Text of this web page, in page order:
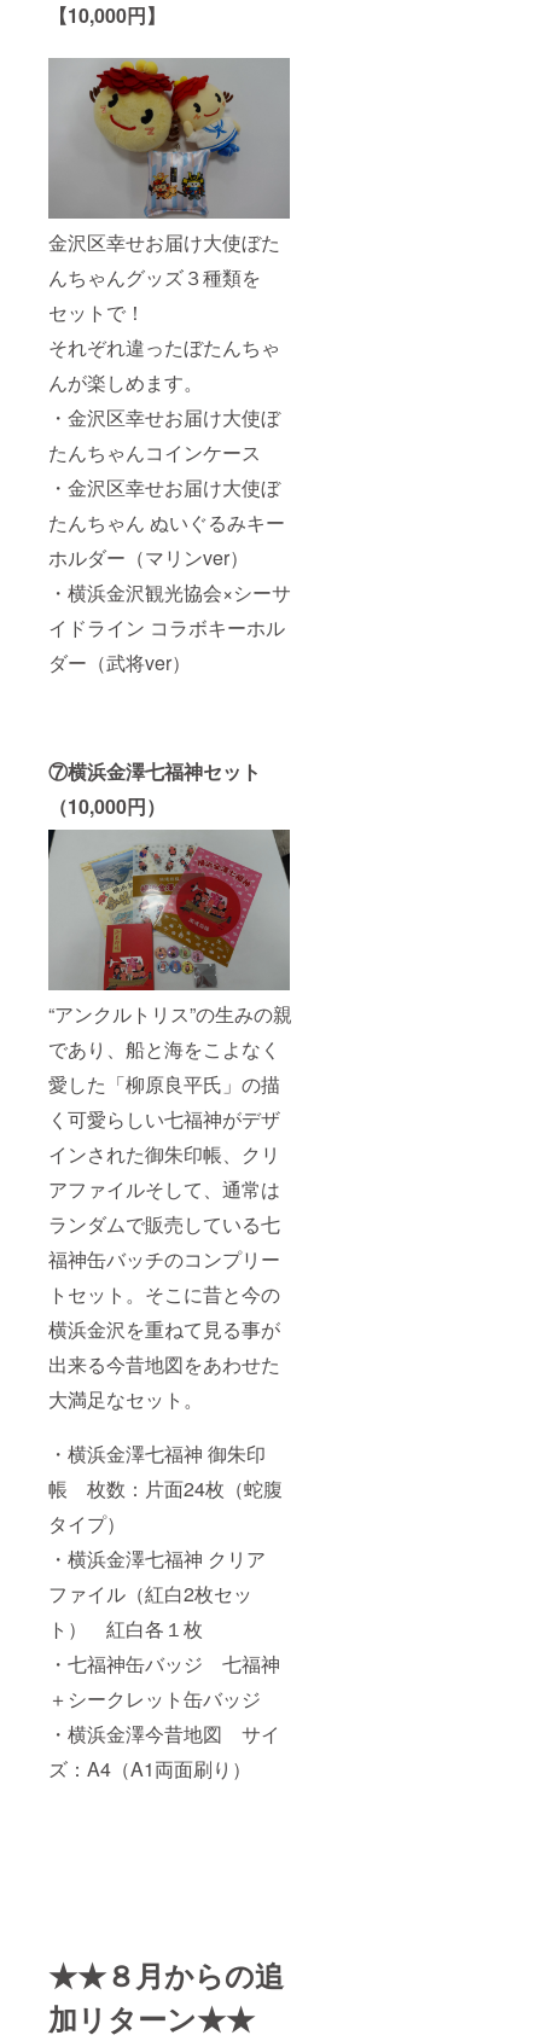
【10,000円】
金沢区幸せお届け大使ぼた
んちゃんグッズ３種類を
セットで！
それぞれ違ったぼたんちゃ
んが楽しめます。
・金沢区幸せお届け大使ぼ
たんちゃんコインケース
・金沢区幸せお届け大使ぼ
たんちゃん ぬいぐるみキー
ホルダー（マリンver）
・横浜金沢観光協会×シーサ
イドライン コラボキーホル
ダー（武将ver）
⑦横浜金澤七福神セット
（10,000円）
“アンクルトリス”の生みの親
であり、船と海をこよなく
愛した「柳原良平氏」の描
く可愛らしい七福神がデザ
インされた御朱印帳、クリ
アファイルそして、通常は
ランダムで販売している七
福神缶バッチのコンプリー
トセット。そこに昔と今の
横浜金沢を重ねて見る事が
出来る今昔地図をあわせた
大満足なセット。
・横浜金澤七福神 御朱印
帳 枚数：片面24枚（蛇腹
タイプ）
・横浜金澤七福神 クリア
ファイル（紅白2枚セッ
ト） 紅白各１枚
・七福神缶バッジ 七福神
＋シークレット缶バッジ
・横浜金澤今昔地図 サイ
ズ：A4（A1両面刷り）
★★８月からの追
加リターン★★